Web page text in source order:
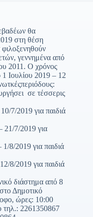
θα
στη θέση
γεννημένα από
2011. Ο χρόνος
1 Ιουλίου 2019 – 12
σε τέσσερις
7/2019 για παιδιά
21/7/2019 για
8/2019 για παιδιά
8/2019 για παιδιά
διάστημα από 8
Δημοτικό
ώρες: 10:00
τηλ.: 2261350867